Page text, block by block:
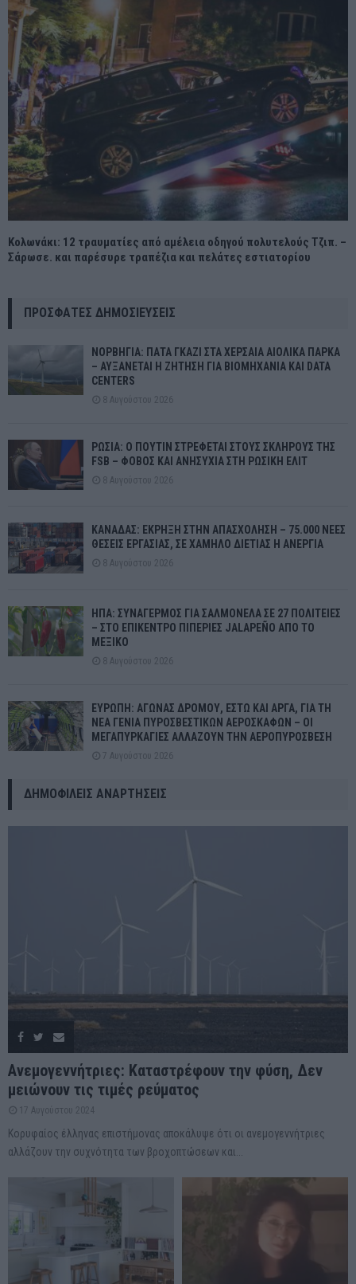
Κολωνάκι: 12 τραυματίες από αμέλεια οδηγού πολυτελούς Τζιπ. –
Σάρωσε. και παρέσυρε τραπέζια και πελάτες εστιατορίου
ΠΡΌΣΦΑΤΕΣ ΔΗΜΟΣΙΕΎΣΕΙΣ
ΝΟΡΒΗΓΙΑ: ΠΑΤΑ ΓΚΑΖΙ ΣΤΑ ΧΕΡΣΑΙΑ ΑΙΟΛΙΚΑ ΠΑΡΚΑ
– ΑΥΞΑΝΕΤΑΙ Η ΖΗΤΗΣΗ ΓΙΑ ΒΙΟΜΗΧΑΝΙΑ ΚΑΙ DATA
CENTERS
8 Αυγούστου 2026
ΡΩΣΙΑ: Ο ΠΟΥΤΙΝ ΣΤΡΕΦΕΤΑΙ ΣΤΟΥΣ ΣΚΛΗΡΟΥΣ ΤΗΣ
FSB – ΦΟΒΟΣ ΚΑΙ ΑΝΗΣΥΧΙΑ ΣΤΗ ΡΩΣΙΚΗ ΕΛΙΤ
8 Αυγούστου 2026
ΚΑΝΑΔΑΣ: ΕΚΡΗΞΗ ΣΤΗΝ ΑΠΑΣΧΟΛΗΣΗ – 75.000 ΝΕΕΣ
ΘΕΣΕΙΣ ΕΡΓΑΣΙΑΣ, ΣΕ ΧΑΜΗΛΟ ΔΙΕΤΙΑΣ Η ΑΝΕΡΓΙΑ
8 Αυγούστου 2026
ΗΠΑ: ΣΥΝΑΓΕΡΜΟΣ ΓΙΑ ΣΑΛΜΟΝΕΛΑ ΣΕ 27 ΠΟΛΙΤΕΙΕΣ
– ΣΤΟ ΕΠΙΚΕΝΤΡΟ ΠΙΠΕΡΙΕΣ JALAPEÑO ΑΠΟ ΤΟ
ΜΕΞΙΚΟ
8 Αυγούστου 2026
ΕΥΡΩΠΗ: ΑΓΩΝΑΣ ΔΡΟΜΟΥ, ΕΣΤΩ ΚΑΙ ΑΡΓΑ, ΓΙΑ ΤΗ
ΝΕΑ ΓΕΝΙΑ ΠΥΡΟΣΒΕΣΤΙΚΩΝ ΑΕΡΟΣΚΑΦΩΝ – ΟΙ
ΜΕΓΑΠΥΡΚΑΓΙΕΣ ΑΛΛΑΖΟΥΝ ΤΗΝ ΑΕΡΟΠΥΡΟΣΒΕΣΗ
7 Αυγούστου 2026
ΔΗΜΟΦΙΛΕΊΣ ΑΝΑΡΤΉΣΕΙΣ
Ανεμογεννήτριες: Καταστρέφουν την φύση, Δεν
μειώνουν τις τιμές ρεύματος
17 Αυγούστου 2024
Κορυφαίος έλληνας επιστήμονας αποκάλυψε ότι οι ανεμογεννήτριες
αλλάζουν την συχνότητα των βροχοπτώσεων και...